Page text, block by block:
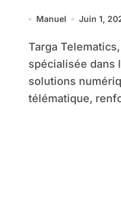
Directeur
Manuel Juin 1,
Targa Telematics, société technologique
spécialisée dans
solutions
télématique,